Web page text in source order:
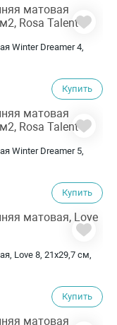
Winter Dreamer 4,
Купить
Winter Dreamer 5,
Купить
Love 8, 21х29,7 см,
Купить